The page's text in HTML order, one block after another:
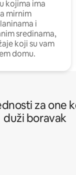
kojima ima
mirnim
i
sredinama,
koji su vam
domu.
za one
duži boravak